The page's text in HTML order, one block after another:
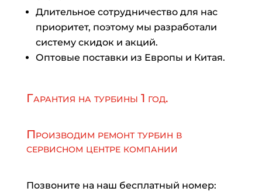
Длительное сотрудничество для нас
приоритет, поэтому мы разработали
систему скидок и акций.
Оптовые поставки из Европы и Китая.
Гарантия на турбины 1 год.
Производим ремонт турбин в
сервисном центре компании
Позвоните на наш бесплатный номер: